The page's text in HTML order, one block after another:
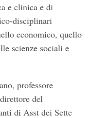
e clinica e di
disciplinari
economico, quello
scienze sociali e
professore
del
di Asst dei Sette